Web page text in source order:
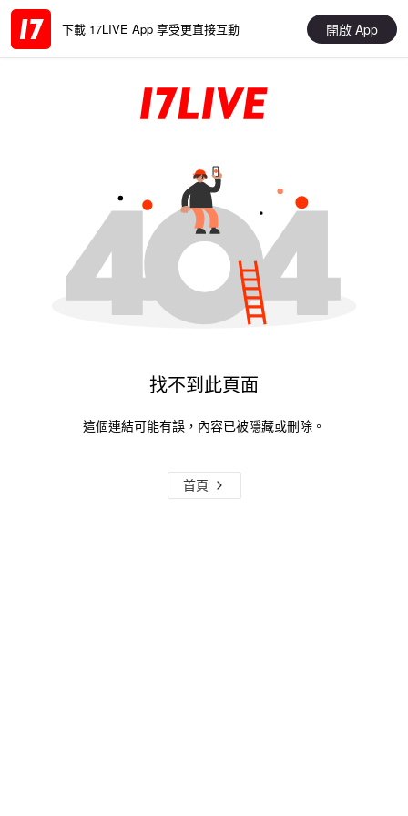
下載 17LIVE App 享受更直接互動 開啟 App
找不到此頁面
這個連結可能有誤，內容已被隱藏或刪除。
首頁